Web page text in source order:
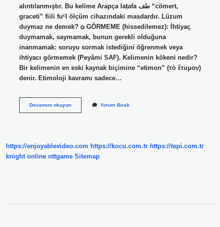
alıntılanmıştır. Bu kelime Arapça laṭafa طف “cömert,
graceti” fiili fuˁl ölçüm cihazındaki masdardır. Lüzum
duymaz ne demek? ѻ GÖRMEME (hissedilemez): İhtiyaç
duymamak, saymamak, bunun gerekli olduğuna
inanmamak: soruyu sormak istediğini öğrenmek veya
ihtiyacı görmemek (Peyâmi SAF). Kelimenin kökeni nedir?
Bir kelimenin en eski kaynak biçimine “etimon” (τὸ ἔτυμον)
denir. Etimoloji kavramı sadece…
Devamını okuyunLüzum
Yorum Bırak
https://enjoyablevideo.com https://kocu.com.tr https://tepi.com.tr
knight online nttgame Sitemap